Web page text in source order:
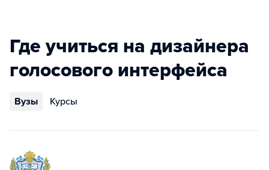
Где учиться на дизайнера
голосового интерфейса
Вузы Курсы